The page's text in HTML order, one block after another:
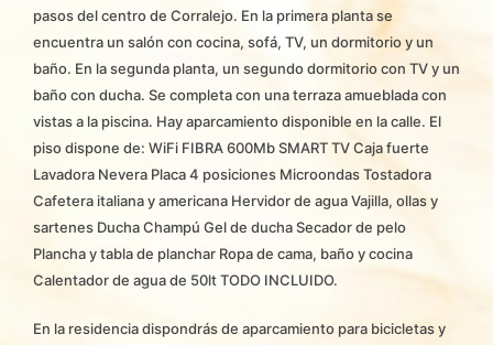
pasos del centro de Corralejo. En la primera planta se
encuentra un salón con cocina, sofá, TV, un dormitorio y un
baño. En la segunda planta, un segundo dormitorio con TV y un
baño con ducha. Se completa con una terraza amueblada con
vistas a la piscina. Hay aparcamiento disponible en la calle. El
piso dispone de: WiFi FIBRA 600Mb SMART TV Caja fuerte
Lavadora Nevera Placa 4 posiciones Microondas Tostadora
Cafetera italiana y americana Hervidor de agua Vajilla, ollas y
sartenes Ducha Champú Gel de ducha Secador de pelo
Plancha y tabla de planchar Ropa de cama, baño y cocina
Calentador de agua de 50lt TODO INCLUIDO.
En la residencia dispondrás de aparcamiento para bicicletas y